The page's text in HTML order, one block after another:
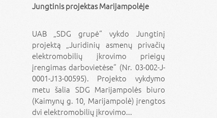
Jungtinis projektas Marijampolėje
UAB „SDG grupė“ vykdo Jungtinį
projektą „Juridinių asmenų privačių
elektromobilių įkrovimo prieigų
įrengimas darbovietėse“ (Nr. 03-002-J-
0001-J13-00595). Projekto vykdymo
metu šalia SDG Marijampolės biuro
(Kaimynų g. 10, Marijampolė) įrengtos
dvi elektromobilių įkrovimo...